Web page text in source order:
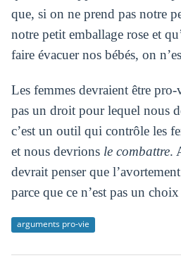
que, si on ne prend pas notre
notre petit emballage rose et
faire évacuer nos bébés, on
Les femmes devraient être pro-
pas un droit pour lequel nous
c’est un outil qui contrôle les
et nous devrions le combattre.
devrait penser que
parce que ce n’est pas un
arguments pro-vie